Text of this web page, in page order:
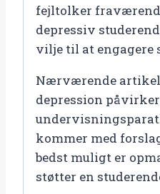
fejltolker
depressiv
vilje til at engagere
Nærværende
depression påvirker
kommer med
bedst muligt er
støtter en